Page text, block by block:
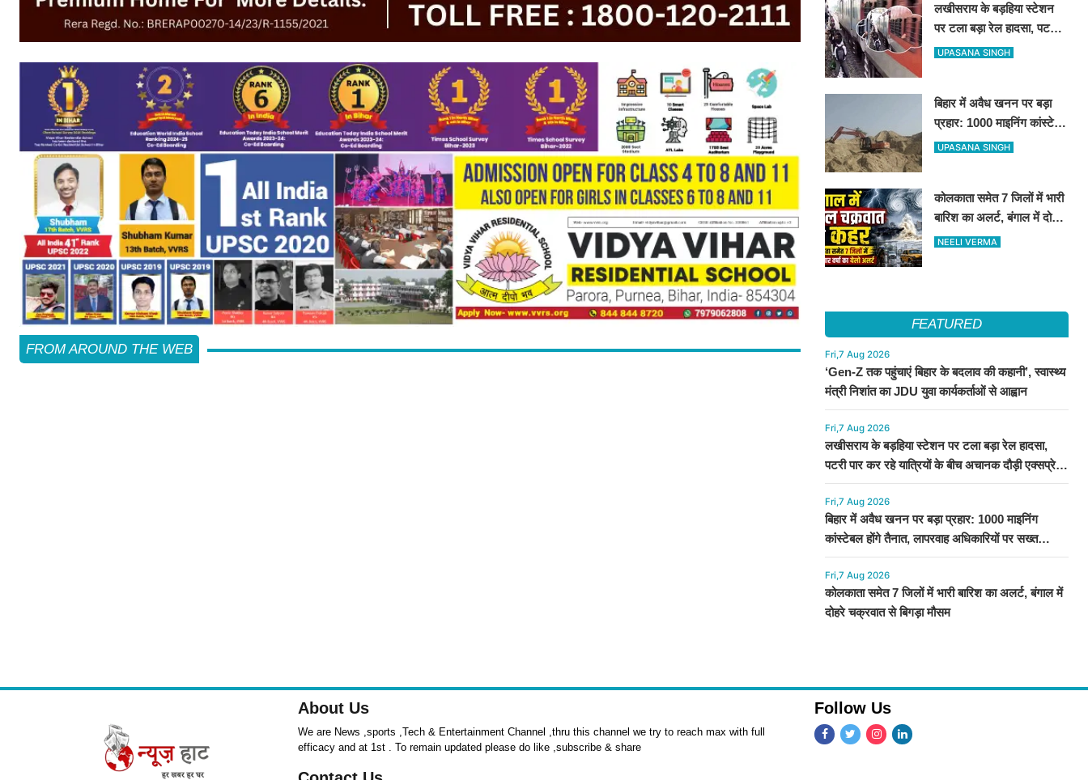
FROM AROUND THE WEB
लखीसराय के बड़हिया स्टेशन
पर टला बड़ा रेल हादसा, पटरी
पार कर रहे यात्रियों के बीच
UPASANA SINGH
बिहार में अवैध खनन पर बड़ा
प्रहार: 1000 माइनिंग कांस्टेबल
होंगे तैनात, लापरवाह अधिकारियों
UPASANA SINGH
कोलकाता समेत 7 जिलों में भारी
बारिश का अलर्ट, बंगाल में दोहरे
चक्रवात से बिगड़ा मौसम
NEELI VERMA
FEATURED
Fri,7 Aug 2026
‘Gen-Z तक पहुंचाएं बिहार के बदलाव की कहानी’, स्वास्थ्य
मंत्री निशांत का JDU युवा कार्यकर्ताओं से आह्वान
Fri,7 Aug 2026
लखीसराय के बड़हिया स्टेशन पर टला बड़ा रेल हादसा,
पटरी पार कर रहे यात्रियों के बीच अचानक दौड़ी एक्सप्रेस
ट्रेन
Fri,7 Aug 2026
बिहार में अवैध खनन पर बड़ा प्रहार: 1000 माइनिंग
कांस्टेबल होंगे तैनात, लापरवाह अधिकारियों पर सख्त
कार्रवाई
Fri,7 Aug 2026
कोलकाता समेत 7 जिलों में भारी बारिश का अलर्ट, बंगाल में
दोहरे चक्रवात से बिगड़ा मौसम
About Us
We are News ,sports ,Tech & Entertainment Channel ,thru this channel we try to reach max with full
efficacy and at 1st . To remain updated please do like ,subscribe & share
Follow Us